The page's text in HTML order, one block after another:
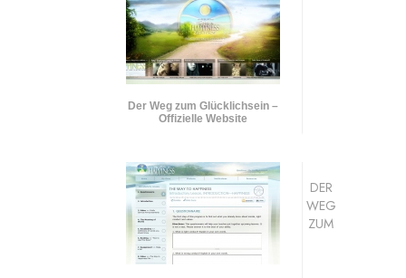
Der Weg zum Glücklichsein –
Offizielle Website
DER
WEG
ZUM